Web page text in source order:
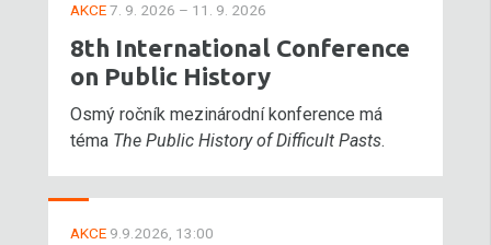
AKCE7. 9. 2026 – 11. 9. 2026
8th International Conference
on Public History
Osmý ročník mezinárodní konference má
téma The Public History of Difficult Pasts.
AKCE 9.9.2026, 13:00